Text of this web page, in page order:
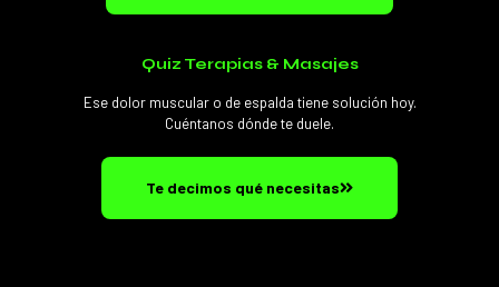
Quiz Terapias & Masajes
Ese dolor muscular o de espalda tiene solución hoy.
Cuéntanos dónde te duele.
Te decimos qué necesitas